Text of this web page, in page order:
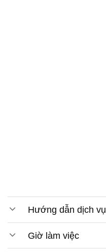
Hướng dẫn dịch vụ
Giờ làm việc